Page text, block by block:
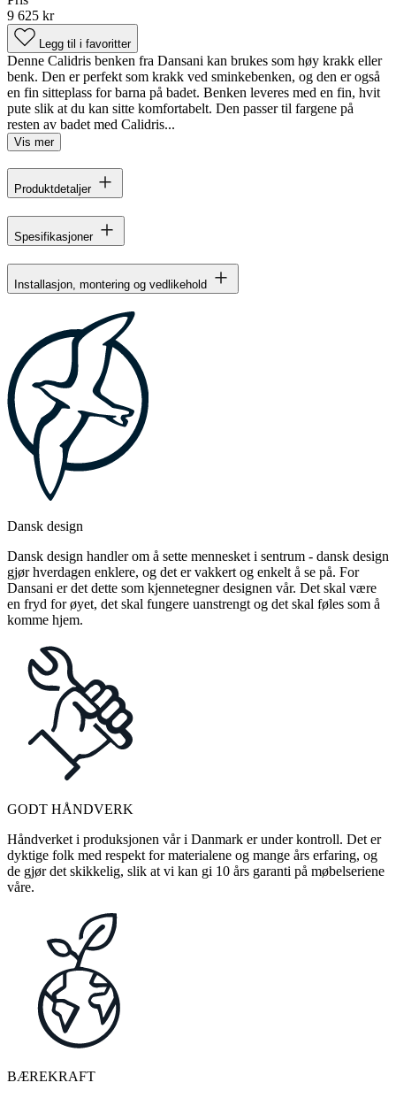
9 625 kr
Legg til i favoritter
Denne Calidris benken fra Dansani kan brukes som høy krakk eller
benk. Den er perfekt som krakk ved sminkebenken, og den er også
en fin sitteplass for barna på badet. Benken leveres med en fin, hvit
pute slik at du kan sitte komfortabelt. Den passer til fargene på
resten av badet med Calidris...
Vis mer
Produktdetaljer
Spesifikasjoner
Installasjon, montering og vedlikehold
Dansk design
Dansk design handler om å sette mennesket i sentrum - dansk design
gjør hverdagen enklere, og det er vakkert og enkelt å se på. For
Dansani er det dette som kjennetegner designen vår. Det skal være
en fryd for øyet, det skal fungere uanstrengt og det skal føles som å
komme hjem.
GODT HÅNDVERK
Håndverket i produksjonen vår i Danmark er under kontroll. Det er
dyktige folk med respekt for materialene og mange års erfaring, og
de gjør det skikkelig, slik at vi kan gi 10 års garanti på møbelseriene
våre.
BÆREKRAFT